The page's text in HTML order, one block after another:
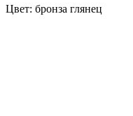
Цвет: бронза глянец